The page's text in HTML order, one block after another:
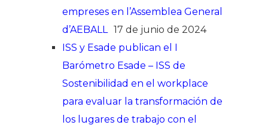
empreses en l’Assemblea General
d’AEBALL 17 de junio de 2024
ISS y Esade publican el I
Barómetro Esade – ISS de
Sostenibilidad en el workplace
para evaluar la transformación de
los lugares de trabajo con el